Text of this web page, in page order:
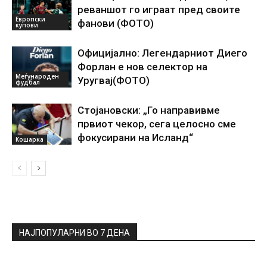
Европски
купови
реваншот го играат пред своите
фанови (ФОТО)
Меѓународен
фудбал
Официјално: Легендарниот Диего
Форлан е нов селектор на
Уругвај(ФОТО)
Кошарка
Стојановски: „Го направивме
првиот чекор, сега целосно сме
фокусирани на Исланд“
НАЈПОПУЛАРНИ ВО 7 ДЕНА